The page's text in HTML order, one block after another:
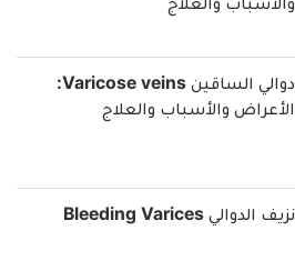
والأسباب والعلاج
دوالي الساقين Varicose veins:
الأعراض والأسباب والعلاج
نزيف الدوالي Bleeding Varices